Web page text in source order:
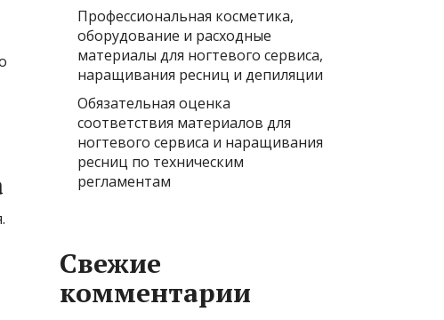
Профессиональная косметика,
оборудование и расходные
материалы для ногтевого сервиса,
наращивания ресниц и депиляции
Обязательная оценка
соответствия материалов для
ногтевого сервиса и наращивания
ресниц по техническим
регламентам
Свежие
комментарии